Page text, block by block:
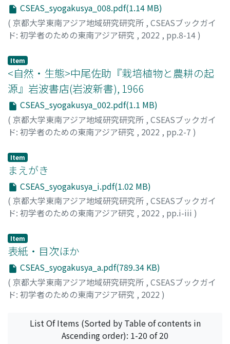
CSEAS_syogakusya_008.pdf(1.14 MB)
( 京都大学東南アジア地域研究研究所 , CSEASブックガイ
ド: 初学者のための東南アジア研究 , 2022 , pp.8-14)
Item
<自然・生態>中尾佐助『栽培植物と農耕の起
源』岩波書店(岩波新書), 1966
CSEAS_syogakusya_002.pdf(1.1 MB)
( 京都大学東南アジア地域研究研究所 , CSEASブックガイ
ド: 初学者のための東南アジア研究 , 2022 , pp.2-7 )
Item
まえがき
CSEAS_syogakusya_i.pdf(1.02 MB)
( 京都大学東南アジア地域研究研究所 , CSEASブックガイ
ド: 初学者のための東南アジア研究 , 2022 , pp.i-iii )
Item
表紙・目次ほか
CSEAS_syogakusya_a.pdf(789.34 KB)
( 京都大学東南アジア地域研究研究所 , CSEASブックガイ
ド: 初学者のための東南アジア研究 , 2022 )
List Of Items (Sorted by Table of contents in
Ascending order): 1-20 of 20